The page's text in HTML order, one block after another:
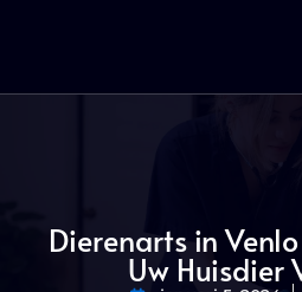
Dierenarts in
Uw Huisdier